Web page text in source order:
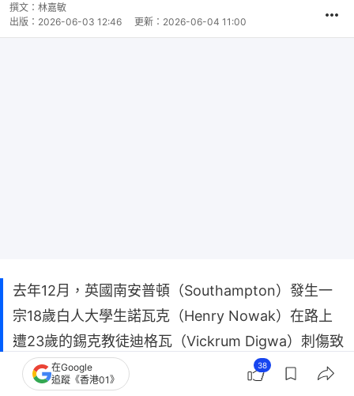
撰文： 林嘉敏
出版： 2026-06-03 12:46 更新： 2026-06-04 11:00
去年12月，英國南安普頓（Southampton）發生一
宗18歲白人大學生諾瓦克（Henry Nowak）在路上
遭23歲的錫克教徒迪格瓦（Vickrum Digwa）刺傷致
死事件，但事件中警方居然誤信兇嫌謊言，將垂死的
受害人戴上手銬。隨着警方隨身攝錄畫面曝光，死者
在Google
追蹤《香港01》
38